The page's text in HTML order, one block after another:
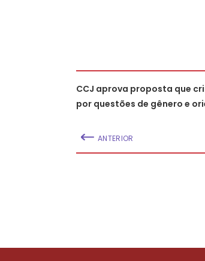
CCJ aprova proposta que
por questões de gênero e
ANTERIOR